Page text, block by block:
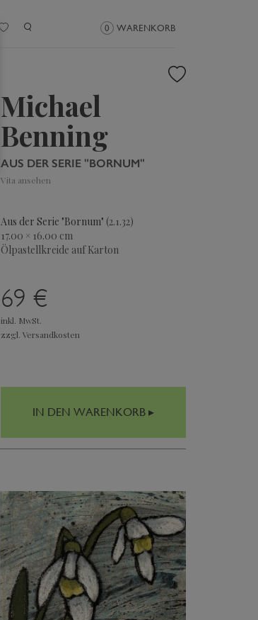
0 WARENKORB
Michael
Benning
AUS DER SERIE "BORNUM"
Vita ansehen
Aus der Serie "Bornum" (2.1.32)
17.00 × 16.00 cm
Ölpastellkreide auf Karton
69 €
inkl. MwSt.
zzgl. Versandkosten
IN DEN WARENKORB ▸